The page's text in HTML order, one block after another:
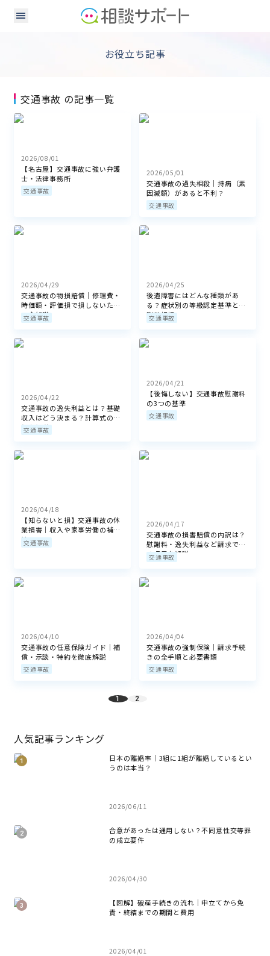
お役立ち記事
交通事故 の記事一覧
2026/08/01
【名古屋】交通事故に強い弁護
士・法律事務所
交通事故
2026/05/01
交通事故の過失相殺｜持病（素
因減額）があると不利？
交通事故
2026/04/29
交通事故の物損賠償｜修理費・
時価額・評価損で損しないため
の全知識
交通事故
2026/04/25
後遺障害にはどんな種類があ
る？症状別の等級認定基準と慰
謝料相場
交通事故
2026/04/22
交通事故の逸失利益とは？基礎
収入はどう決まる？計算式の根
拠を解説
交通事故
2026/04/21
【後悔しない】交通事故慰謝料
の3つの基準
交通事故
2026/04/18
【知らないと損】交通事故の休
業損害｜収入や家事労働の補償
は？
交通事故
2026/04/17
交通事故の損害賠償の内訳は？
慰謝料・逸失利益など請求でき
る項目を解説
交通事故
2026/04/10
交通事故の任意保険ガイド｜補
償・示談・特約を徹底解説
交通事故
2026/04/04
交通事故の強制保険｜請求手続
きの全手順と必要書類
交通事故
1 2
人気記事ランキング
日本の離婚率｜3組に1組が離婚しているとい
うのは本当？
2026/06/11
合意があったは通用しない？不同意性交等罪
の成立要件
2026/04/30
【図解】破産手続きの流れ｜申立てから免
責・終結までの期間と費用
2026/04/01